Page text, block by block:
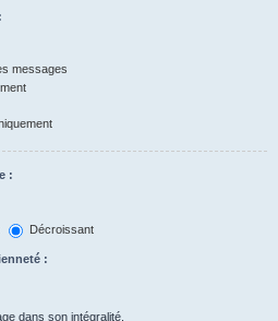
messages
:
Décroissant
:
dans son intégralité.